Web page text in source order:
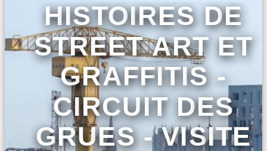
HISTOIRES DE
STREET ART ET
GRAFFITIS -
CIRCUIT DES
GRUES - VISITE